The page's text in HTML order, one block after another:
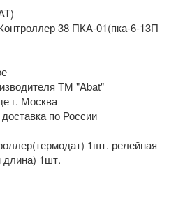
38 ПКА-01(пка-6-13П
ТМ "Abat"
г. Москва
по России
1шт. релейная
1шт.